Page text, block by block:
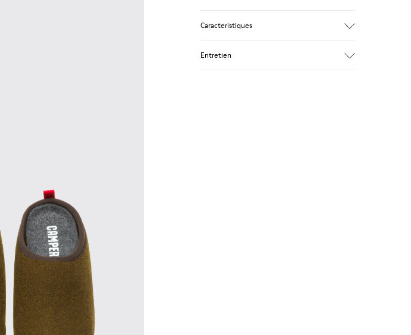
Caracteristiques
Entretien